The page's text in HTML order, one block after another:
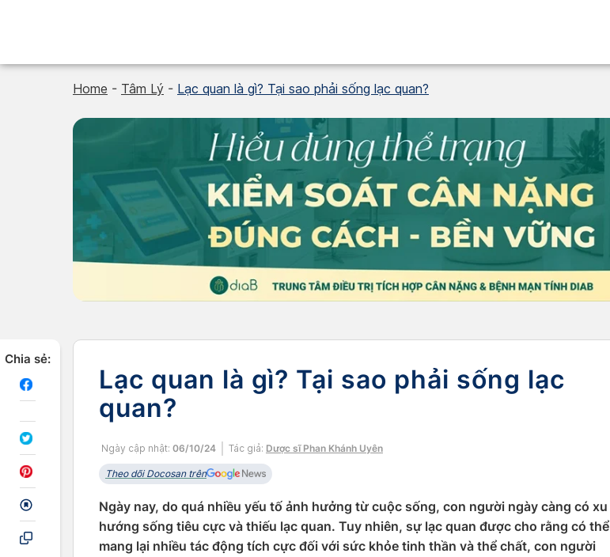
Home - Tâm Lý - Lạc quan là gì? Tại sao phải sống lạc quan?
Chia sẻ:
Lạc quan là gì? Tại sao phải sống lạc
quan?
Ngày cập nhật: 06/10/24 Tác giả: Dược sĩ Phan Khánh Uyên
Theo dõi Docosan trên
Ngày nay, do quá nhiều yếu tố ảnh hưởng từ cuộc sống, con người ngày càng có xu
hướng sống tiêu cực và thiếu lạc quan. Tuy nhiên, sự lạc quan được cho rằng có thể
mang lại nhiều tác động tích cực đối với sức khỏe tinh thần và thể chất, con người